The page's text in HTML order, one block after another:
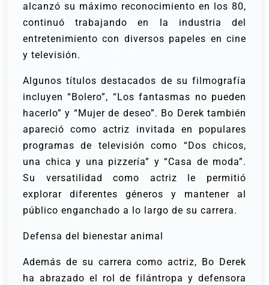
alcanzó su máximo reconocimiento en los 80,
continuó trabajando en la industria del
entretenimiento con diversos papeles en cine
y televisión.
Algunos títulos destacados de su filmografía
incluyen “Bolero”, “Los fantasmas no pueden
hacerlo” y “Mujer de deseo”. Bo Derek también
apareció como actriz invitada en populares
programas de televisión como “Dos chicos,
una chica y una pizzería” y “Casa de moda”.
Su versatilidad como actriz le permitió
explorar diferentes géneros y mantener al
público enganchado a lo largo de su carrera.
Defensa del bienestar animal
Además de su carrera como actriz, Bo Derek
ha abrazado el rol de filántropa y defensora